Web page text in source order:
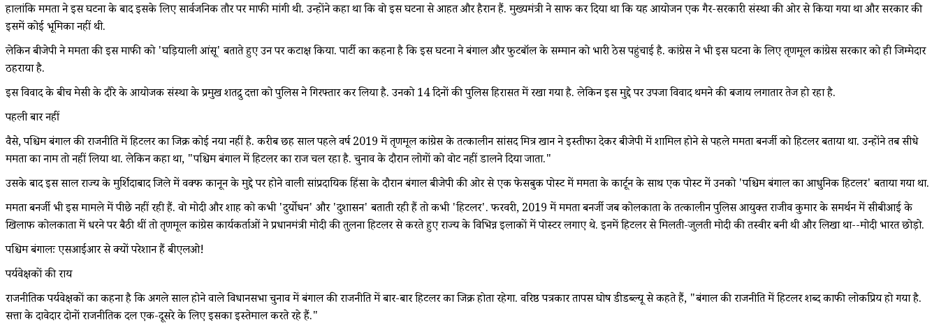
हालांकि ममता ने इस घटना के बाद इसके लिए सार्वजनिक तौर पर माफी मांगी थी. उन्होंने कहा था कि वो इस घटना से आहत और हैरान हैं. मुख्यमंत्री ने साफ कर दिया था कि यह आयोजन एक गैर-सरकारी संस्था की ओर से किया गया था और सरकार की
इसमें कोई भूमिका नहीं थी.
लेकिन बीजेपी ने ममता की इस माफी को 'घड़ियाली आंसू' बताते हुए उन पर कटाक्ष किया. पार्टी का कहना है कि इस घटना ने बंगाल और फुटबॉल के सम्मान को भारी ठेस पहुंचाई है. कांग्रेस ने भी इस घटना के लिए तृणमूल कांग्रेस सरकार को ही जिम्मेदार
ठहराया है.
इस विवाद के बीच मेसी के दौरे के आयोजक संस्था के प्रमुख शतद्रु दत्ता को पुलिस ने गिरफ्तार कर लिया है. उनको 14 दिनों की पुलिस हिरासत में रखा गया है. लेकिन इस मुद्दे पर उपजा विवाद थमने की बजाय लगातार तेज हो रहा है.
पहली बार नहीं
वैसे, पश्चिम बंगाल की राजनीति में हिटलर का जिक्र कोई नया नहीं है. करीब छह साल पहले वर्ष 2019 में तृणमूल कांग्रेस के तत्कालीन सांसद मित्र खान ने इस्तीफा देकर बीजेपी में शामिल होने से पहले ममता बनर्जी को हिटलर बताया था. उन्होंने तब सीधे
ममता का नाम तो नहीं लिया था. लेकिन कहा था, "पश्चिम बंगाल में हिटलर का राज चल रहा है. चुनाव के दौरान लोगों को वोट नहीं डालने दिया जाता."
उसके बाद इस साल राज्य के मुर्शिदाबाद जिले में वक्फ कानून के मुद्दे पर होने वाली सांप्रदायिक हिंसा के दौरान बंगाल बीजेपी की ओर से एक फेसबुक पोस्ट में ममता के कार्टून के साथ एक पोस्ट में उनको 'पश्चिम बंगाल का आधुनिक हिटलर' बताया गया था.
ममता बनर्जी भी इस मामले में पीछे नहीं रही हैं. वो मोदी और शाह को कभी 'दुर्योधन' और 'दुशासन' बताती रही हैं तो कभी 'हिटलर'. फरवरी, 2019 में ममता बनर्जी जब कोलकाता के तत्कालीन पुलिस आयुक्त राजीव कुमार के समर्थन में सीबीआई के
खिलाफ कोलकाता में धरने पर बैठी थीं तो तृणमूल कांग्रेस कार्यकर्ताओं ने प्रधानमंत्री मोदी की तुलना हिटलर से करते हुए राज्य के विभिन्न इलाकों में पोस्टर लगाए थे. इनमें हिटलर से मिलती-जुलती मोदी की तस्वीर बनी थी और लिखा था--मोदी भारत छोड़ो.
पश्चिम बंगालः एसआईआर से क्यों परेशान हैं बीएलओ!
पर्यवेक्षकों की राय
राजनीतिक पर्यवेक्षकों का कहना है कि अगले साल होने वाले विधानसभा चुनाव में बंगाल की राजनीति में बार-बार हिटलर का जिक्र होता रहेगा. वरिष्ठ पत्रकार तापस घोष डीडब्ल्यू से कहते हैं, "बंगाल की राजनीति में हिटलर शब्द काफी लोकप्रिय हो गया है.
सत्ता के दावेदार दोनों राजनीतिक दल एक-दूसरे के लिए इसका इस्तेमाल करते रहे हैं."